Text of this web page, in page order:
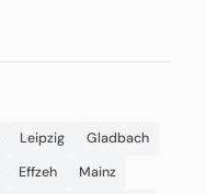
Leipzig
Gladbach
Effzeh
Mainz